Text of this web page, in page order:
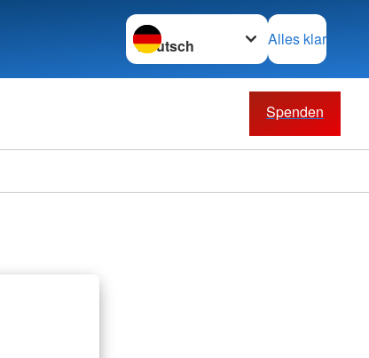
Sprache wechseln zu
Alles klar
Spenden